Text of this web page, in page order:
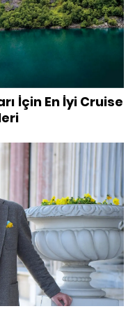
İçin En İyi Cruise